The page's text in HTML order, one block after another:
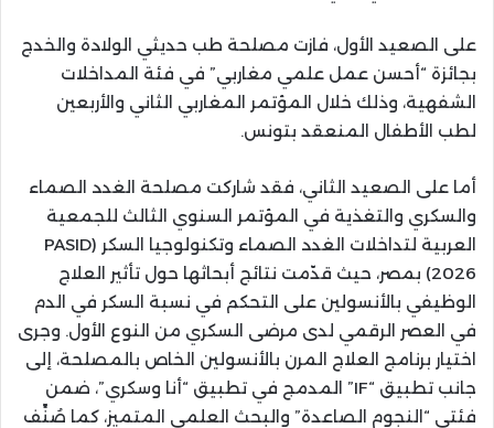
على الصعيد الأول، فازت مصلحة طب حديثي الولادة والخدج
بجائزة “أحسن عمل علمي مغاربي” في فئة المداخلات
الشفهية، وذلك خلال المؤتمر المغاربي الثاني والأربعين
لطب الأطفال المنعقد بتونس.
أما على الصعيد الثاني، فقد شاركت مصلحة الغدد الصماء
والسكري والتغذية في المؤتمر السنوي الثالث للجمعية
العربية لتداخلات الغدد الصماء وتكنولوجيا السكر (PASID
2026) بمصر، حيث قدّمت نتائج أبحاثها حول تأثير العلاج
الوظيفي بالأنسولين على التحكم في نسبة السكر في الدم
في العصر الرقمي لدى مرضى السكري من النوع الأول. وجرى
اختيار برنامج العلاج المرن بالأنسولين الخاص بالمصلحة، إلى
جانب تطبيق “IF” المدمج في تطبيق “أنا وسكري”، ضمن
فئتي “النجوم الصاعدة” والبحث العلمي المتميز، كما صُنِّف